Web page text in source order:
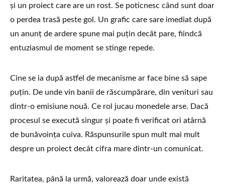
și un proiect care are un rost. Se poticnesc când sunt doar
o perdea trasă peste gol. Un grafic care sare imediat după
un anunț de ardere spune mai puțin decât pare, fiindcă
entuziasmul de moment se stinge repede.
Cine se ia după astfel de mecanisme ar face bine să sape
puțin. De unde vin banii de răscumpărare, din venituri sau
dintr-o emisiune nouă. Ce rol jucau monedele arse. Dacă
procesul se execută singur și poate fi verificat ori atârnă
de bunăvoința cuiva. Răspunsurile spun mult mai mult
despre un proiect decât cifra mare dintr-un comunicat.
Raritatea, până la urmă, valorează doar unde există